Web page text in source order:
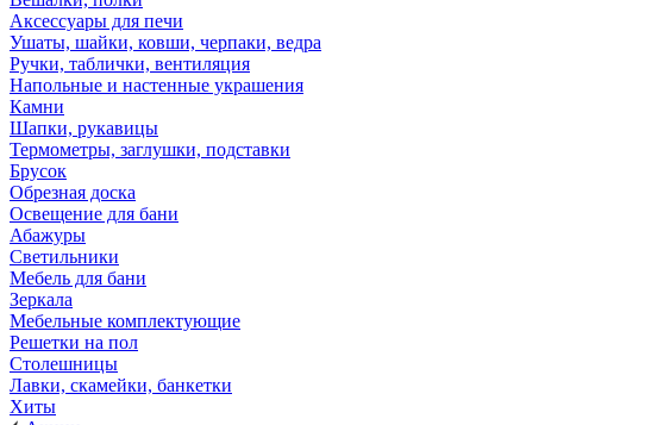
Аксессуары для печи
Ушаты, шайки, ковши, черпаки, ведра
Ручки, таблички, вентиляция
Напольные и настенные украшения
Камни
Шапки, рукавицы
Термометры, заглушки, подставки
Брусок
Обрезная доска
Освещение для бани
Абажуры
Светильники
Мебель для бани
Зеркала
Мебельные комплектующие
Решетки на пол
Столешницы
Лавки, скамейки, банкетки
Хиты